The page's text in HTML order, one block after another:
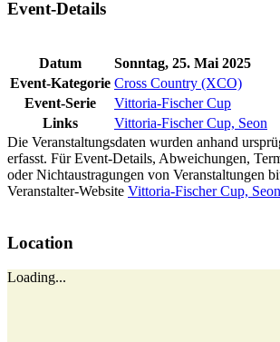
Event-Details
Datum
Sonntag, 25. Mai 2025
Event-Kategorie Cross Country (XCO)
Event-Serie
Vittoria-Fischer Cup
Links
Vittoria-Fischer Cup, Seon
Die Veranstaltungsdaten wurden anhand
erfasst. Für Event-Details, Abweichungen,
oder Nichtaustragungen von Veranstaltungen
Veranstalter-Website Vittoria-Fischer Cup, Seon
Location
Loading...